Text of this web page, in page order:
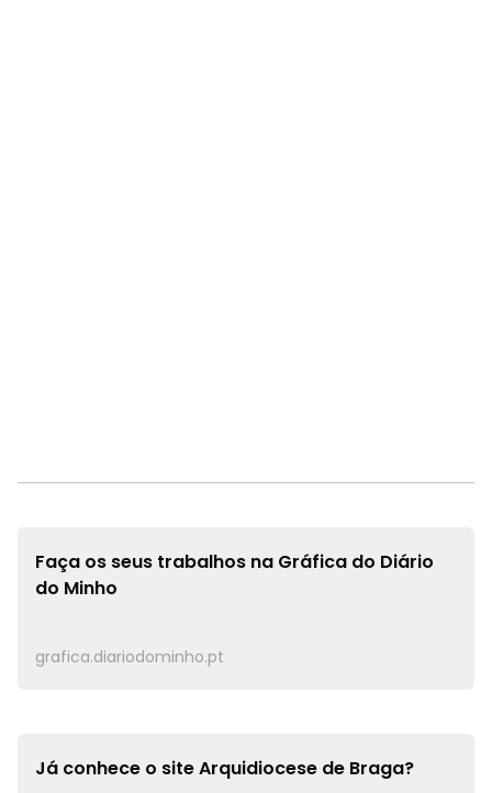
Faça os seus trabalhos na Gráfica do Diário
do Minho
grafica.diariodominho.pt
Já conhece o siteArquidiocese de Braga?